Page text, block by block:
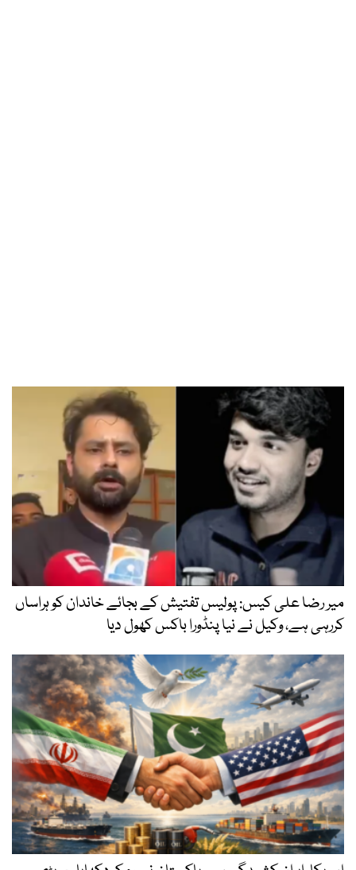
میر رضا علی کیس: پولیس تفتیش کے بجائے خاندان کو ہراساں
کررہی ہے، وکیل نے نیا پنڈورا باکس کھول دیا